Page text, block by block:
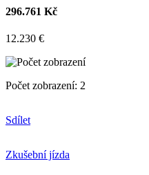
296.761 Kč
12.230 €
Počet zobrazení: 2
Sdílet
Zkušební jízda